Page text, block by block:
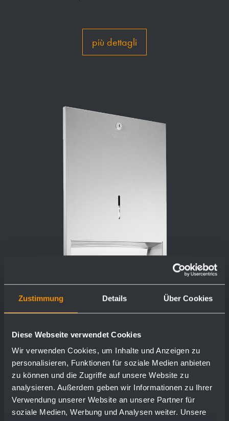
Zustimmung Details Über Cookies
Diese Webseite verwendet Cookies
Wir verwenden Cookies, um Inhalte und Anzeigen zu
personalisieren, Funktionen für soziale Medien anbieten
zu können und die Zugriffe auf unsere Website zu
analysieren. Außerdem geben wir Informationen zu Ihrer
Verwendung unserer Website an unsere Partner für
soziale Medien, Werbung und Analysen weiter. Unsere
più dettagli
Distributore di asciugamani di carta
WP112
298 x 448 x 120 mm
ca. 500 asciugamani di carta